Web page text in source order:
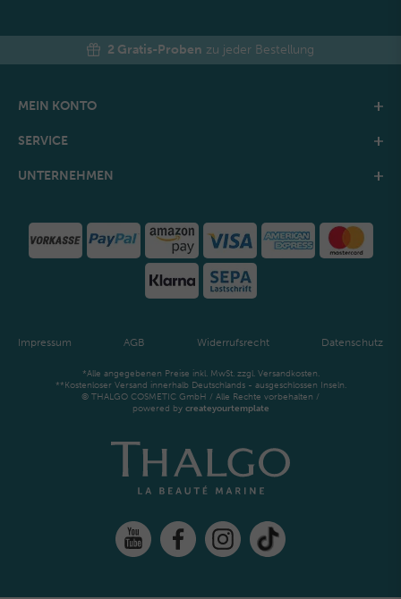
2 Gratis-Proben zu jeder Bestellung
MEIN KONTO
SERVICE
UNTERNEHMEN
Impressum AGB Widerrufsrecht Datenschutz
*Alle angegebenen Preise inkl. MwSt. zzgl. Versandkosten.
**Kostenloser Versand innerhalb Deutschlands - ausgeschlossen Inseln.
© THALGO COSMETIC GmbH / Alle Rechte vorbehalten /
powered by createyourtemplate